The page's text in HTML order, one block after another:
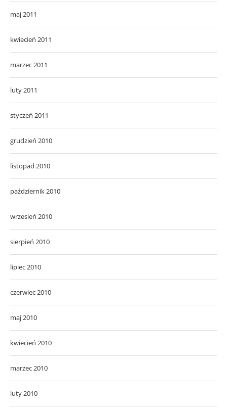
maj 2011
kwiecień 2011
marzec 2011
luty 2011
styczeń 2011
grudzień 2010
listopad 2010
październik 2010
wrzesień 2010
sierpień 2010
lipiec 2010
czerwiec 2010
maj 2010
kwiecień 2010
marzec 2010
luty 2010